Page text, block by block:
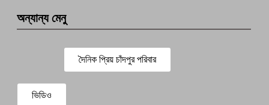
অন্যান্য মেনু
দৈনিক প্রিয় চাঁদপুর পরিবার
ভিডিও